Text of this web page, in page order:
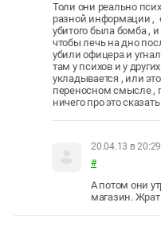
Толи они реально
разной информации ,
убитого была бомба , и
чтобы лечь на дно
убили офицера и
там у психов и у
укладывается , или
переносном смысле ,
ничего про это
20.04.13 в 20:29
#
А потом они
магазин.